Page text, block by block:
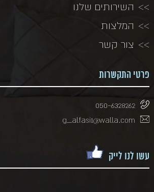
השירותים שלנו
המלצות
צור קשר
פרטי התקשרות
050-6328262
g_alfasi1@walla.com
עשו לנו לייק